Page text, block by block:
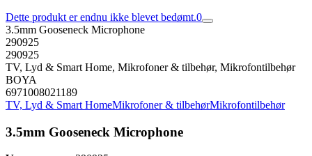
Dette produkt er endnu ikke blevet bedømt.0
3.5mm Gooseneck Microphone
290925
290925
TV, Lyd & Smart Home, Mikrofoner & tilbehør, Mikrofontilbehør
BOYA
6971008021189
TV, Lyd & Smart HomeMikrofoner & tilbehørMikrofontilbehør
3.5mm Gooseneck Microphone